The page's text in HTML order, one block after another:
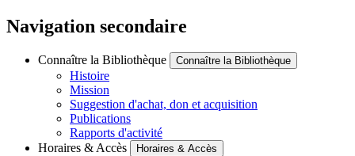
Navigation secondaire
Connaître la Bibliothèque Connaître la Bibliothèque
Histoire
Mission
Suggestion d'achat, don et acquisition
Publications
Rapports d'activité
Horaires & Accès
Horaires & Accès